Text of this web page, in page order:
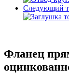
Следующий
Фланец